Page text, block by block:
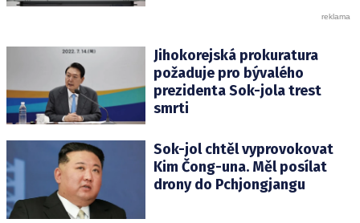
Jihokorejská prokuratura
požaduje pro bývalého
prezidenta Sok-jola trest
smrti
Sok-jol chtěl vyprovokovat
Kim Čong-una. Měl posílat
drony do Pchjongjangu